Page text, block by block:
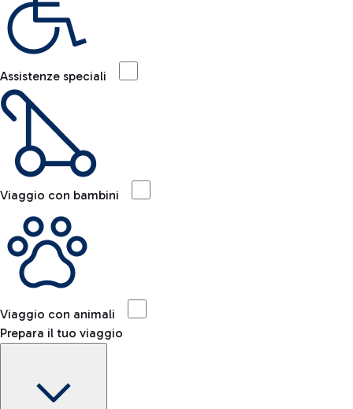
Assistenze speciali
Viaggio con bambini
Viaggio con animali
Prepara il tuo viaggio